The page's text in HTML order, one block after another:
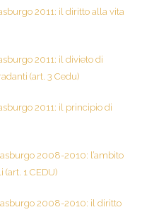
2011: il diritto alla vita
2011: il divieto di
(art. 3 Cedu)
2011: il principio di
2008-2010: l’ambito
1 CEDU)
2008-2010: il diritto